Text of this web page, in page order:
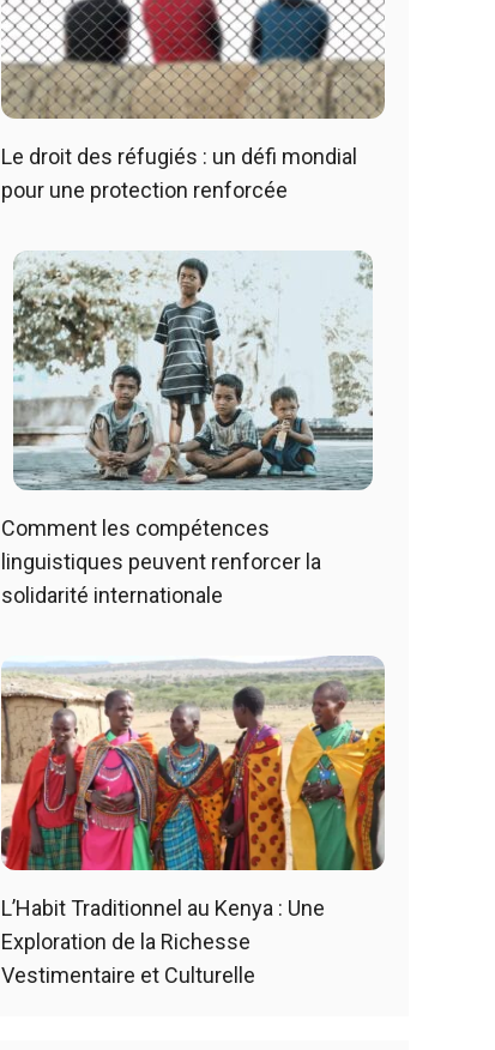
Le droit des réfugiés : un défi mondial
pour une protection renforcée
Comment les compétences
linguistiques peuvent renforcer la
solidarité internationale
L’Habit Traditionnel au Kenya : Une
Exploration de la Richesse
Vestimentaire et Culturelle